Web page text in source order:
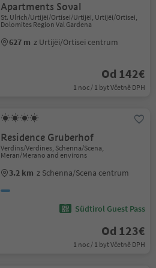
Apartments Soval
St. Ulrich/Urtijëi/Ortisei/Urtijëi, Urtijëi/Ortisei,
Dolomites Region Val Gardena
627 m z Urtijëi/Ortisei centrum
Od 142€
1 noc / 1 byt Včetně DPH
Residence Gruberhof
Verdins/Verdines, Schenna/Scena,
Meran/Merano and environs
3.2 km z Schenna/Scena centrum
Südtirol Guest Pass
Od 123€
1 noc / 1 byt Včetně DPH